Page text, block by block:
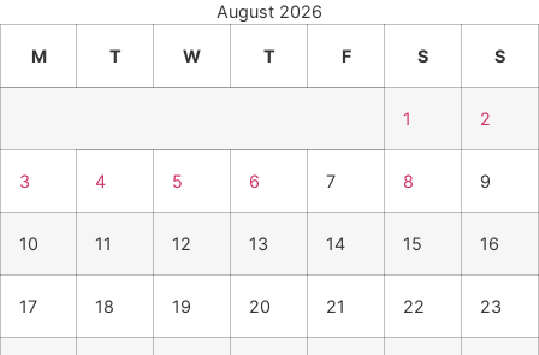
August 2026
M T W T F S S
1 2
3 4 5 6 7 8 9
10 11 12 13 14 15 16
17 18 19 20 21 22 23